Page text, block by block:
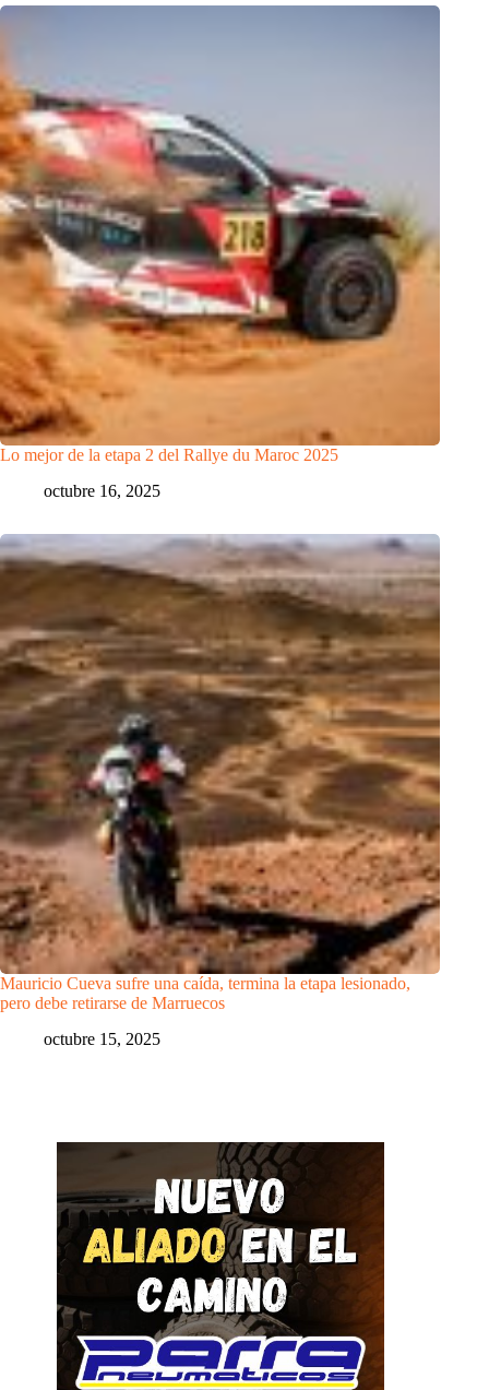
Lo mejor de la etapa 2 del Rallye du Maroc 2025
octubre 16, 2025
Mauricio Cueva sufre una caída, termina la etapa lesionado,
pero debe retirarse de Marruecos
octubre 15, 2025